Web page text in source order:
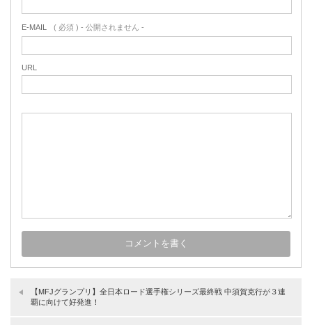
E-MAIL ( 必須 ) - 公開されません -
URL
【MFJグランプリ】全日本ロード選手権シリーズ最終戦 中須賀克行が３連
覇に向けて好発進！